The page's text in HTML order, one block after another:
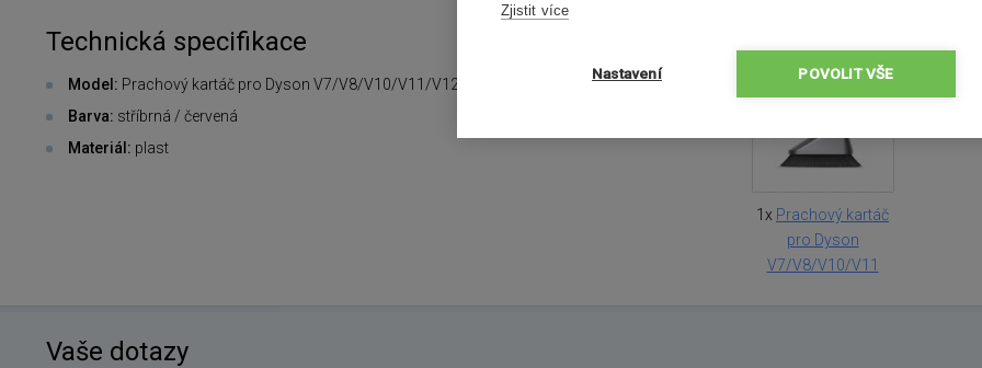
Technická specifikace
Model: Prachový kartáč pro Dyson V7/V8/V10/V11/V12/V15/Outsize
Barva: stříbrná / červená
Materiál: plast
1x Prachový kartáč
pro Dyson
V7/V8/V10/V11
Vaše dotazy
Zjistit více
Nastavení POVOLIT VŠE